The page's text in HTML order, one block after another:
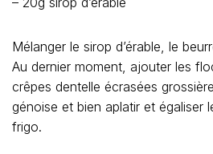
Mélanger le sirop d’érable, le
Au dernier moment, ajouter les
crêpes dentelle écrasées
génoise et bien aplatir et égaliser
frigo.